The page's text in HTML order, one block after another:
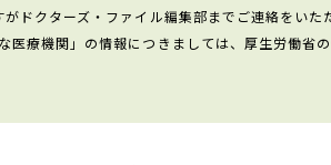
ドクターズ・ファイル編集部までご連絡をいた
療機関」の情報につきましては、厚生労働省